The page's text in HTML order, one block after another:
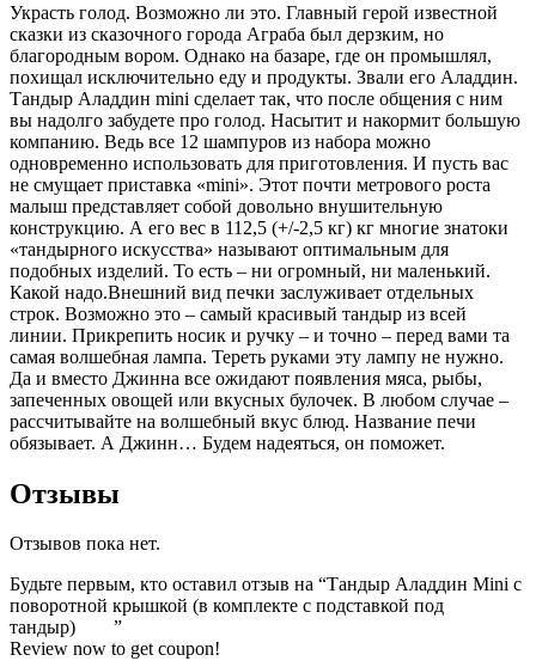
Украсть голод. Возможно ли это. Главный герой известной
сказки из сказочного города Аграба был дерзким, но
благородным вором. Однако на базаре, где он промышлял,
похищал исключительно еду и продукты. Звали его Аладдин.
Тандыр Аладдин mini сделает так, что после общения с ним
вы надолго забудете про голод. Насытит и накормит большую
компанию. Ведь все 12 шампуров из набора можно
одновременно использовать для приготовления. И пусть вас
не смущает приставка «mini». Этот почти метрового роста
малыш представляет собой довольно внушительную
конструкцию. А его вес в 112,5 (+/-2,5 кг) кг многие знатоки
«тандырного искусства» называют оптимальным для
подобных изделий. То есть – ни огромный, ни маленький.
Какой надо.Внешний вид печки заслуживает отдельных
строк. Возможно это – самый красивый тандыр из всей
линии. Прикрепить носик и ручку – и точно – перед вами та
самая волшебная лампа. Тереть руками эту лампу не нужно.
Да и вместо Джинна все ожидают появления мяса, рыбы,
запеченных овощей или вкусных булочек. В любом случае –
рассчитывайте на волшебный вкус блюд. Название печи
обязывает. А Джинн… Будем надеяться, он поможет.
Отзывы
Отзывов пока нет.
Будьте первым, кто оставил отзыв на “Тандыр Аладдин Mini с
поворотной крышкой (в комплекте с подставкой под
тандыр) ”
Review now to get coupon!